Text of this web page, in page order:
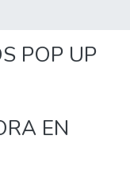
POP UP
EN